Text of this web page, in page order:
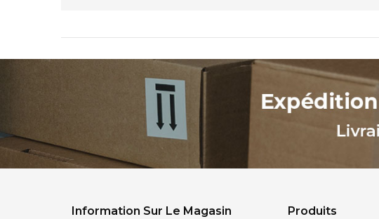
Information Sur Le Magasin Produits